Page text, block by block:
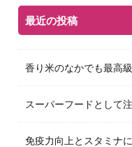
最近の投稿
香り米のなかでも最高
スーパーフードとして
免疫力向上とスタミナ